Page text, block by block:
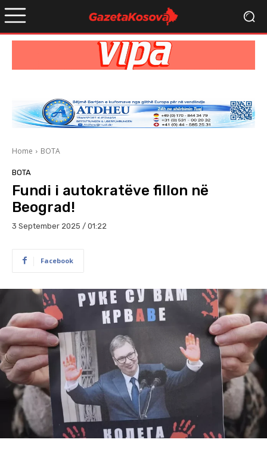
Home BOTA
BOTA
Fundi i autokratëve fillon në
Beograd!
3 September 2025 / 01:22
Facebook